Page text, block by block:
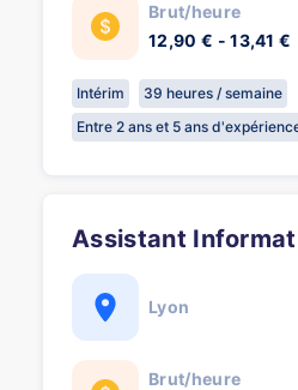
Brut/heure
12,90 € - 13,41 €
Intérim
39 heures / semaine
Entre 2 ans et 5 ans
Assistant
Lyon
Brut/heure